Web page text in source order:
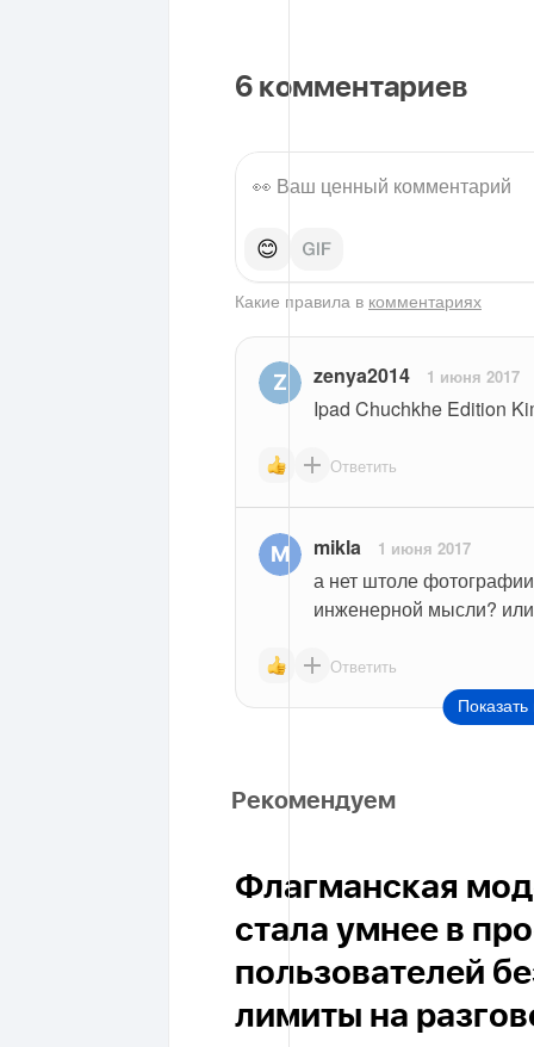
6 комментариев
😊
Какие правила в комментариях
zenya2014 1 июня 2017
Ipad Chuchkhe Edition
Ответить
mikla 1 июня 2017
а нет штоле
инженерной мысли?
Ответить
Рекомендуем
Флагманская
стала умнее в
пользователей
лимиты на